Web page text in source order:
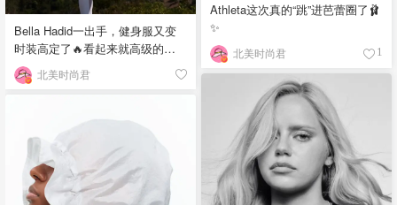
Bella Hadid一出手，健身服又变
时装高定了🔥看起来就高级的不
行❣️ 北美时尚君
Athleta这次真的“跳”进芭蕾圈了🩰
✨
北美时尚君 1